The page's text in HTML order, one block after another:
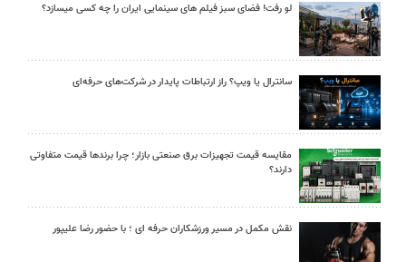
لو رفت! فضای سبز فیلم های سینمایی ایران را چه کسی میسازد؟
سانترال یا ویپ؟ راز ارتباطات پایدار در شرکت‌های حرفه‌ای
مقایسه قیمت تجهیزات برق صنعتی بازار؛ چرا برندها قیمت متفاوتی
دارند؟
نقش مکمل در مسیر ورزشکاران حرفه ای ؛ با حضور رضا علیپور